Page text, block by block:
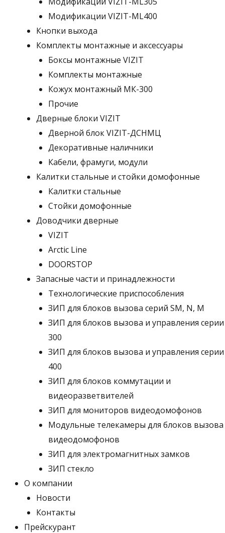
Модификации VIZIT-ML400
Кнопки выхода
Комплекты монтажные и аксессуары
Боксы монтажные VIZIT
Комплекты монтажные
Кожух монтажный МК-300
Прочие
Дверные блоки VIZIT
Дверной блок VIZIT-ДСНМЦ
Декоративные наличники
Кабели, фрамуги, модули
Калитки стальные и стойки домофонные
Калитки стальные
Стойки домофонные
Доводчики дверные
VIZIT
Arctic Line
DOORSTOP
Запасные части и принадлежности
Технологические приспособления
ЗИП для блоков вызова серий SM, N, M
ЗИП для блоков вызова и управления серии
300
ЗИП для блоков вызова и управления серии
400
ЗИП для блоков коммутации и
видеоразветвителей
ЗИП для мониторов видеодомофонов
Модульные телекамеры для блоков вызова
видеодомофонов
ЗИП для электромагнитных замков
ЗИП стекло
О компании
Новости
Контакты
Прейскурант